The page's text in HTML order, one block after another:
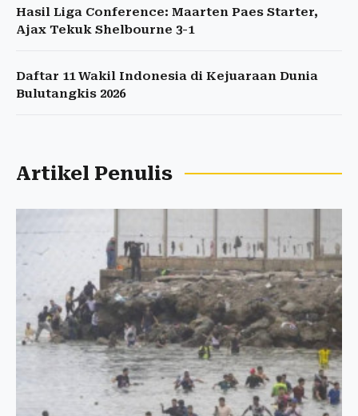
Hasil Liga Conference: Maarten Paes Starter,
Ajax Tekuk Shelbourne 3-1
Daftar 11 Wakil Indonesia di Kejuaraan Dunia
Bulutangkis 2026
Artikel Penulis